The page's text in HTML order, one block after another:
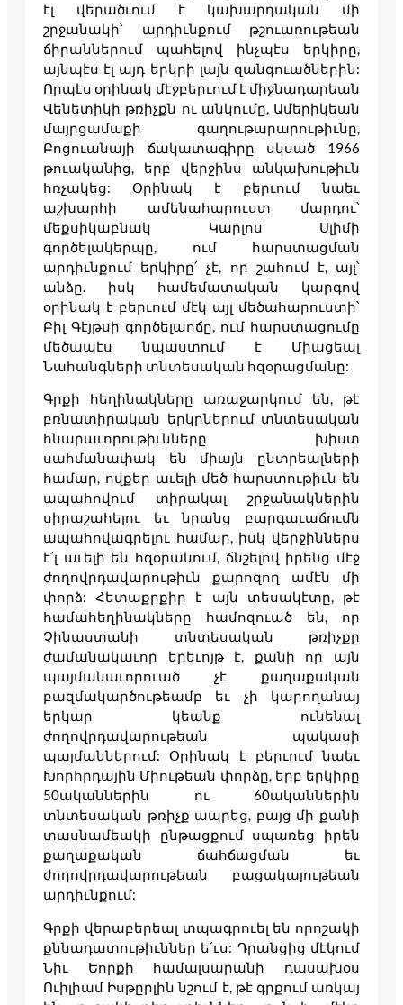
էլ վերածւում է կախարդական մի
շրջանակի՝ արդիւնքում թշուառութեան
ճիրաններում պահելով ինչպէս երկիրը,
այնպէս էլ այդ երկրի լայն զանգուածներին:
Որպէս օրինակ մէջբերւում է միջնադարեան
Վենետիկի թռիչքն ու անկումը, Ամերիկեան
մայրցամաքի գաղութարարութիւնը,
Բոցուանայի ճակատագիրը սկսած 1966
թուականից, երբ վերջինս անկախութիւն
հռչակեց: Օրինակ է բերւում նաեւ
աշխարհի ամենահարուստ մարդու՝
մեքսիկաբնակ Կարլոս Սլիմի
գործելակերպը, ում հարստացման
արդիւնքում երկիրը՛ չէ, որ շահում է, այլ՝
անձը. իսկ համեմատական կարգով
օրինակ է բերւում մէկ այլ մեծահարուստի՝
Բիլ Գէյթսի գործելաոճը, ում հարստացումը
մեծապէս նպաստում է Միացեալ
Նահանգների տնտեսական հզօրացմանը:
Գրքի հեղինակները առաջարկում են, թէ
բռնատիրական երկրներում տնտեսական
հնարաւորութիւնները խիստ
սահմանափակ են միայն ընտրեալների
համար, ովքեր աւելի մեծ հարստութիւն են
ապահովում տիրակալ շրջանակներին
սիրաշահելու եւ նրանց բարգաւաճումն
ապահովագրելու համար, իսկ վերջիններս
է՛լ աւելի են հզօրանում, ճնշելով իրենց մէջ
ժողովրդավարութիւն քարոզող ամէն մի
փորձ: Հետաքրքիր է այն տեսակէտը, թէ
համահեղինակները համոզուած են, որ
Չինաստանի տնտեսական թռիչքը
ժամանակաւոր երեւոյթ է, քանի որ այն
պայմանաւորուած չէ քաղաքական
բազմակարծութեամբ եւ չի կարողանայ
երկար կեանք ունենալ
ժողովրդավարութեան պակասի
պայմաններում: Օրինակ է բերւում նաեւ
Խորհրդային Միութեան փորձը, երբ երկիրը
50ականներին ու 60ականներին
տնտեսական թռիչք ապրեց, բայց մի քանի
տասնամեակի ընթացքում սպառեց իրեն
քաղաքական ճահճացման եւ
ժողովրդավարութեան բացակայութեան
արդիւնքում:
Գրքի վերաբերեալ տպագրուել են որոշակի
քննադատութիւններ ե՛ւս: Դրանցից մէկում
Նիւ Եորքի համալսարանի դասախօս
Ուիլիամ Իսթըրլին նշում է, թէ գրքում առկայ